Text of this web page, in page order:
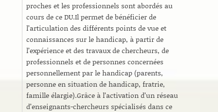
proches et les professionnels sont abordés au
cours de ce DU.Il permet de bénéficier de
l’articulation des différents points de vue et
connaissances sur le handicap, à partir de
l’expérience et des travaux de chercheurs, de
professionnels et de personnes concernées
personnellement par le handicap (parents,
personne en situation de handicap, fratrie,
famille élargie).Grâce à l’activation d’un réseau
d’enseignants-chercheurs spécialisés dans ce